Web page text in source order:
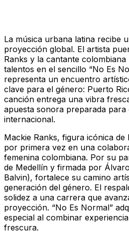
La música urbana latina recibe
proyección global. El artista
Ranks y la cantante
talentos en el sencillo “No Es
representa un encuentro
clave para el género: Puerto
canción entrega una vibra
apuesta sonora preparada para
internacional.
Mackie Ranks, figura icónica
por primera vez en una
femenina colombiana. Por su
de Medellín y firmada por
Balvin), fortalece su camino
generación del género. El
solidez a una carrera que
proyección. “No Es Normal”
especial al combinar
frescura.